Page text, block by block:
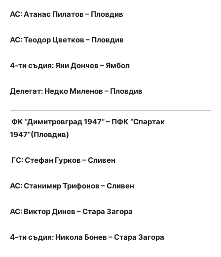
АС: Атанас Пилатов – Пловдив
АС: Теодор Цветков – Пловдив
4-ти съдия: Яни Дончев – Ямбол
Делегат: Недко Миленов – Пловдив
ФК “Димитровград 1947“ – ПФК “Спартак
1947“(Пловдив)
ГС: Стефан Гурков – Сливен
АС: Станимир Трифонов – Сливен
АС: Виктор Динев – Стара Загора
4-ти съдия: Никола Бонев – Стара Загора